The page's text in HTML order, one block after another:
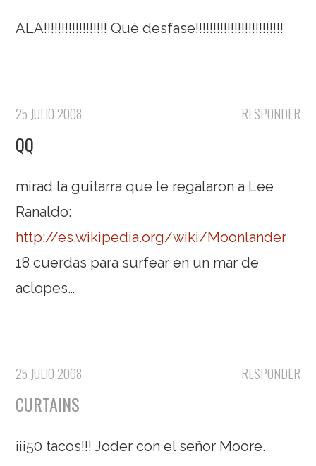
ALA!!!!!!!!!!!!!!!!!! Qué desfase!!!!!!!!!!!!!!!!!!!!!!!!!
RESPONDER
25 JULIO 2008
QQ
mirad la guitarra que le regalaron a Lee
Ranaldo:
http://es.wikipedia.org/wiki/Moonlander
18 cuerdas para surfear en un mar de
aclopes…
RESPONDER
25 JULIO 2008
CURTAINS
¡¡¡50 tacos!!! Joder con el señor Moore.